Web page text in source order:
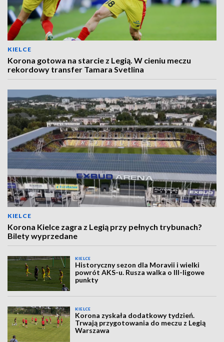
KIELCE
Korona gotowa na starcie z Legią. W cieniu meczu
rekordowy transfer Tamara Svetlina
KIELCE
Korona Kielce zagra z Legią przy pełnych trybunach?
Bilety wyprzedane
KIELCE
Historyczny sezon dla Moravii i wielki
powrót AKS-u. Rusza walka o III-ligowe
punkty
KIELCE
Korona zyskała dodatkowy tydzień.
Trwają przygotowania do meczu z Legią
Warszawa